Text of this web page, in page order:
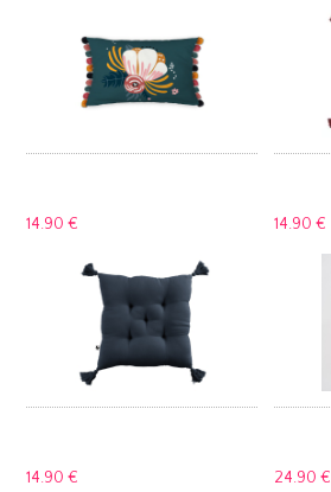
14.90 € 14.90 €
14.90 € 24.90 €